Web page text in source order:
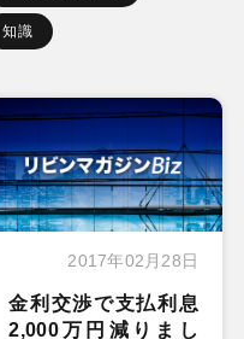
知識
2017年02月28日
金利交渉で支払利息
2,000万円減りまし